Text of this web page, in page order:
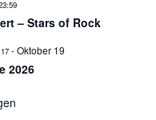
– Stars of Rock
-Oktober 19
2026